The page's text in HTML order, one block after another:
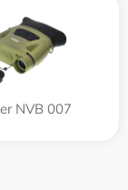
NVB 007